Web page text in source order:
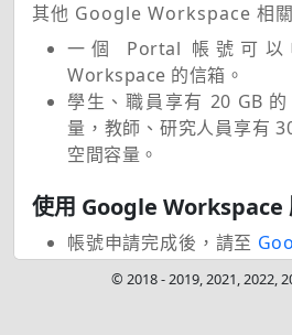
其他 Google Workspace 相關
一個 Portal 帳號可
Workspace 的信箱。
學生、職員享有 20 GB
量，教師、研究人員享有
空間容量。
使用 Google Workspace
帳號申請完成後，請至
Google Workspace 服務
© 2018 - 2019, 2021, 2022,